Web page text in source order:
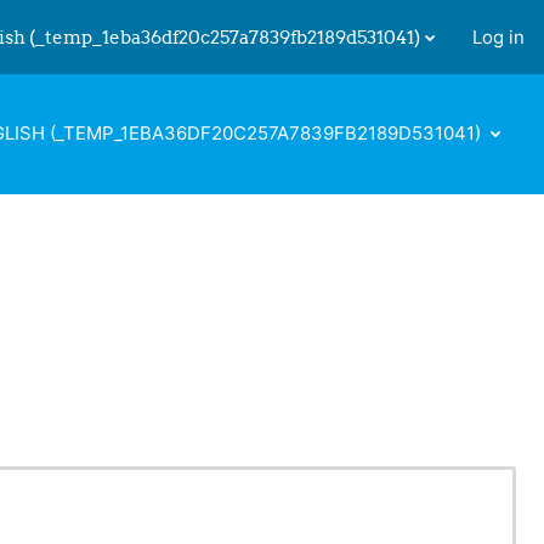
input
‎(_temp_1eba36df20c257a7839fb2189d531041)‎ Log in
‎(_TEMP_1EBA36DF20C257A7839FB2189D531041)‎